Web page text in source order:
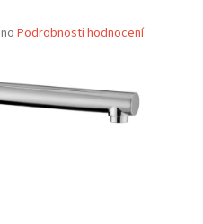
Podrobnosti hodnocení